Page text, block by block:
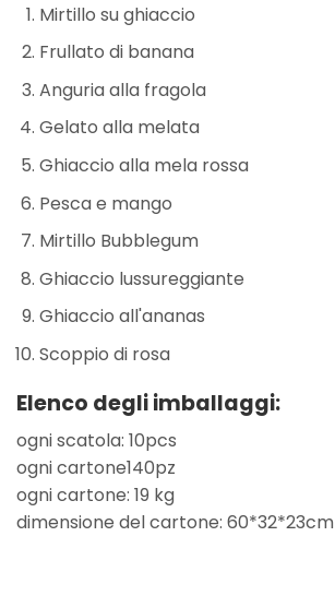
Mirtillo su ghiaccio
Frullato di banana
Anguria alla fragola
Gelato alla melata
Ghiaccio alla mela rossa
Pesca e mango
Mirtillo Bubblegum
Ghiaccio lussureggiante
Ghiaccio all'ananas
Scoppio di rosa
Elenco degli imballaggi:
ogni scatola: 10pcs
ogni cartone140pz
ogni cartone: 19 kg
dimensione del cartone: 60*32*23cm